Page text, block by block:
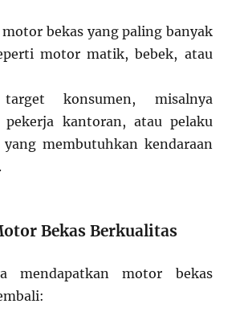
bekas yang paling banyak
motor matik, bebek, atau
konsumen, misalnya
pekerja kantoran, atau pelaku
membutuhkan kendaraan
Bekas Berkualitas
mendapatkan motor bekas